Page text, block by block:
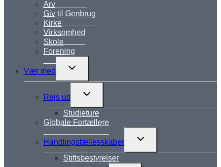
Arv
Giv til Genbrug
Kirke
Virksomhed
Skole
Forening
Vær med
Skift
Rejs ud
Skift
Studieture
Globale Fortællere
Handlingsfællesskaber
Skift
Stiftsbestyrelser